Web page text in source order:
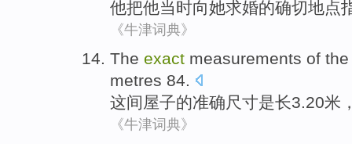
他把他当时向她求婚的确切地点
《牛津词典》
The exact measurements of
metres 84.
这间屋子的准确尺寸是长3.20米
《牛津词典》